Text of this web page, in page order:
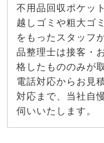
不用品回収ポケッ
越しゴミや粗大ゴ
をもったスタッフ
品整理士は接客・
格したもののみが
電話対応からお見
対応まで、当社自
伺いいたします。